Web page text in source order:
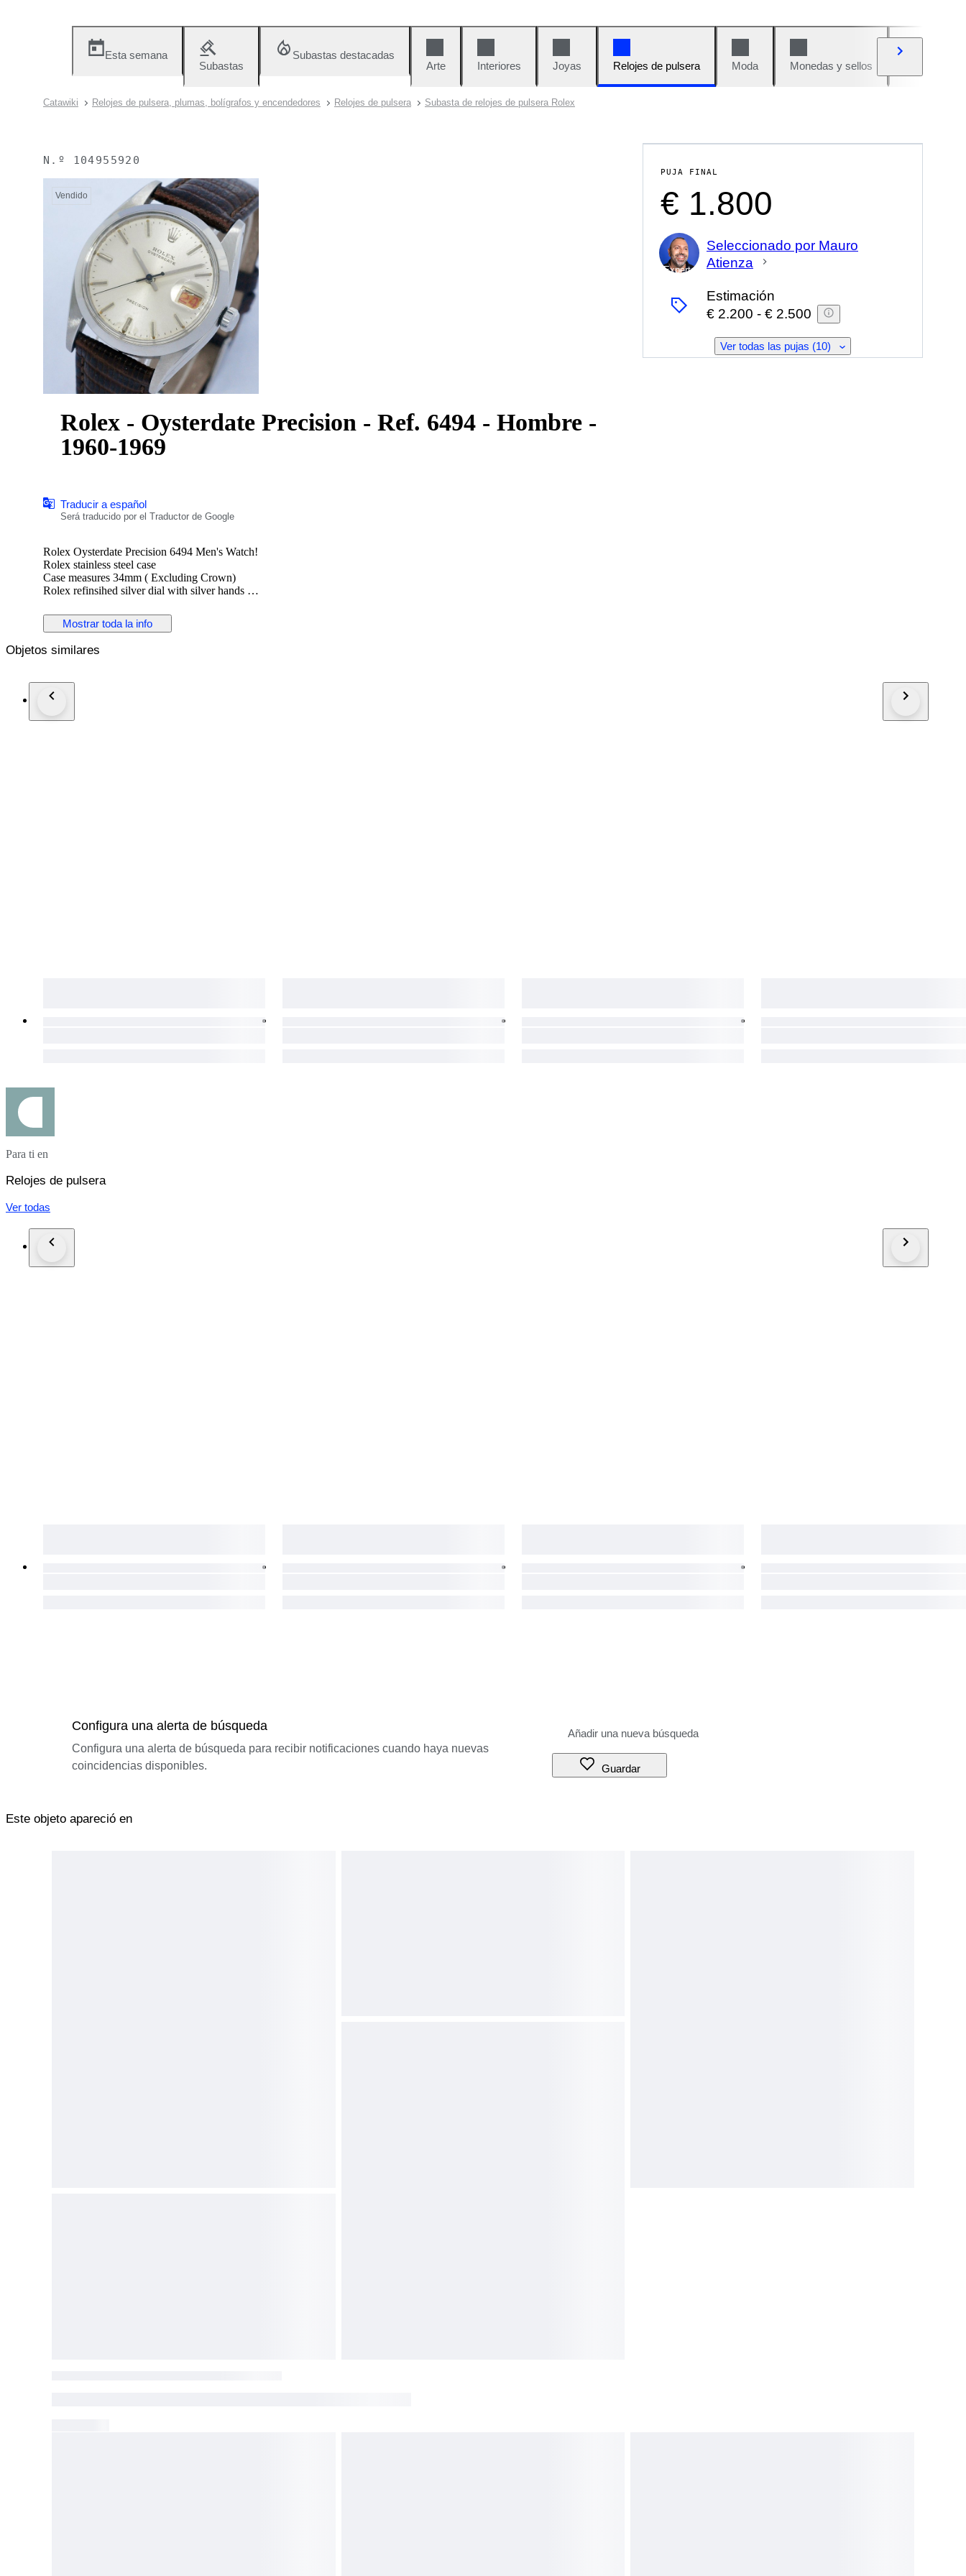
Esta semana
Subastas
Subastas destacadas
Arte
Interiores Joyas Relojes de pulsera Moda Monedas y sellos
Catawiki Relojes de pulsera, plumas, bolígrafos y encendedores Relojes de pulsera Subasta de relojes de pulsera Rolex
N.º 104955920
Vendido
Rolex - Oysterdate Precision - Ref. 6494 - Hombre -
1960-1969
Traducir a español
Será traducido por el Traductor de Google
Rolex Oysterdate Precision 6494 Men's Watch!
Rolex stainless steel case
Case measures 34mm ( Excluding Crown)
Rolex refinsihed silver dial with silver hands
Rolex signed screwdown crown
Non quickset date (Red/Black date)
New genuine leather strap (Non Rolex)
Mostrar toda la info
PUJA FINAL
€ 1.800
Experto
Seleccionado por Mauro
Atienza
Estimación
€ 2.200 - € 2.500
Ver todas las pujas (10)
Objetos similares
Para ti en
Relojes de pulsera
Ver todas
Configura una alerta de búsqueda
Configura una alerta de búsqueda para recibir notificaciones cuando haya nuevas
coincidencias disponibles.
Guardar
Este objeto apareció en